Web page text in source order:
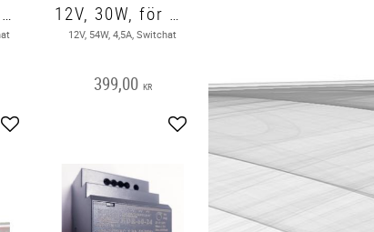
12V, 24W, för DIN-skena, Nätagregat
Add to favorites
12V, 30W, för DIN-skena, Nätaggregat
12V, 54W, 4,5A, Switchat
399,00 KR
Add to favorites